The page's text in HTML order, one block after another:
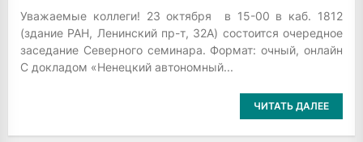
Уважаемые коллеги! 23 октября в 15-00 в каб. 1812
(здание РАН, Ленинский пр-т, 32А) состоится очередное
заседание Северного семинара. Формат: очный, онлайн
С докладом «Ненецкий автономный...
ЧИТАТЬ ДАЛЕЕ